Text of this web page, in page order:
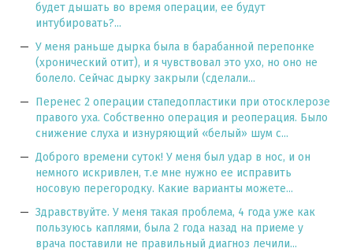
будет дышать во время операции, ее будут
интубировать?...
У меня раньше дырка была в барабанной перепонке
(хронический отит), и я чувствовал это ухо, но оно не
болело. Сейчас дырку закрыли (сделали...
Перенес 2 операции стапедопластики при отосклерозе
правого уха. Собственно операция и реоперация. Было
снижение слуха и изнуряющий «белый» шум с...
Доброго времени суток! У меня был удар в нос, и он
немного искривлен, т.е мне нужно ее исправить
носовую перегородку. Какие варианты можете...
Здравствуйте. У меня такая проблема, 4 года уже как
пользуюсь каплями, была 2 года назад на приеме у
врача поставили не правильный диагноз лечили...